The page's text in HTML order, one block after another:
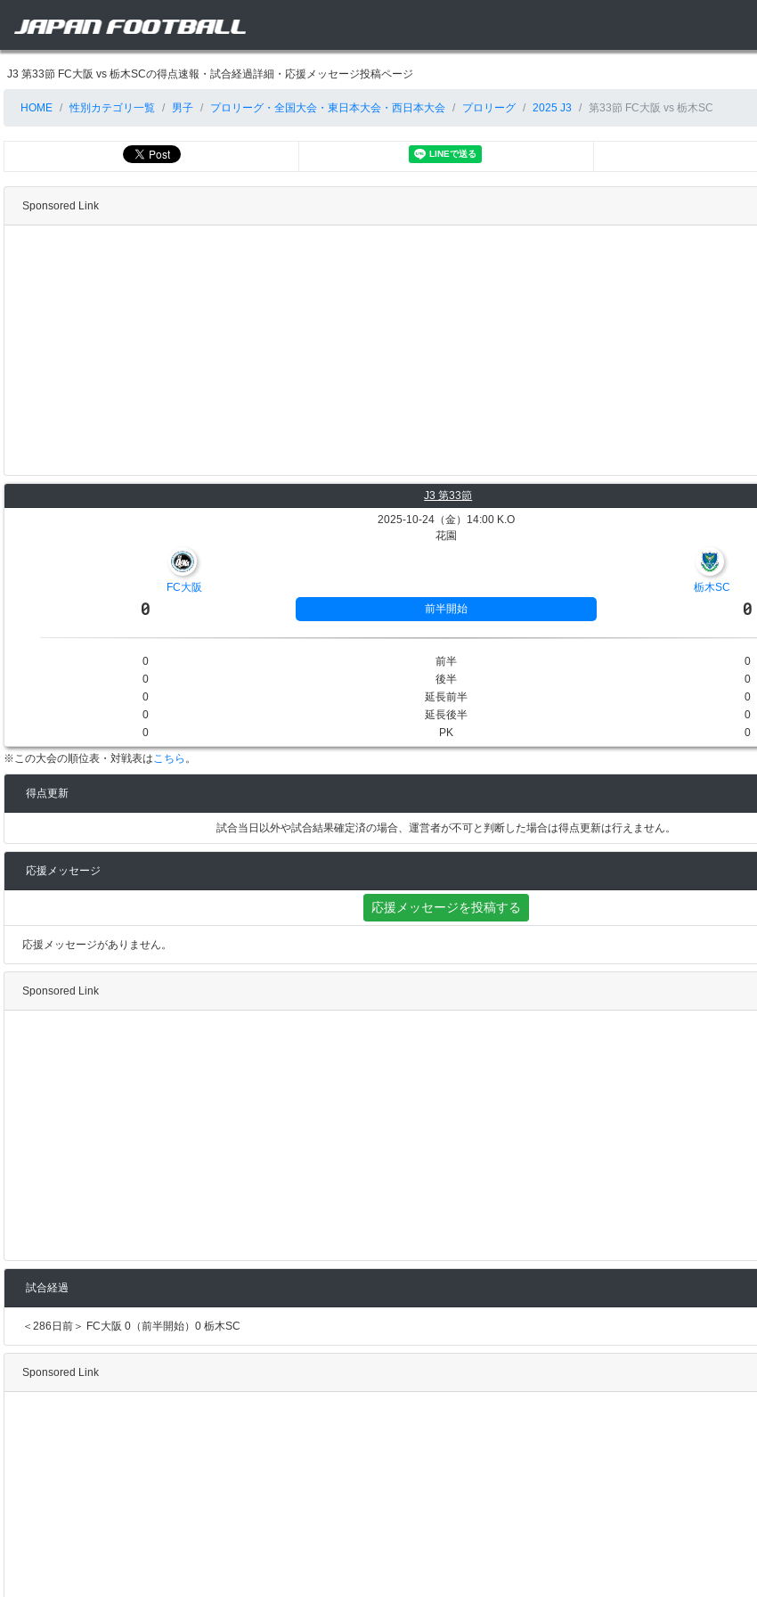
J3 第33節 FC大阪 vs 栃木SCの得点速報・試合経過詳細・応援メッセージ投稿ページ
HOME 性別カテゴリ一覧 男子 プロリーグ・全国大会・東日本大会・西日本大会 プロリーグ 2025 J3 第33節 FC大阪 vs 栃木SC
Sponsored Link
J3 第33節
2025-10-24（金）14:00 K.O
花園
FC大阪 栃木SC
0 前半開始 0
0 前半
0
0
後半
0
0
延長前半
0
0
延長後半
0
0
PK 0
※この大会の順位表・対戦表はこちら 。
得点更新
試合当日以外や試合結果確定済の場合、運営者が不可と判断した場合は得点更新は行えません。
応援メッセージ
応援メッセージを投稿する
応援メッセージがありません。
Sponsored Link
試合経過
＜286日前＞ FC大阪 0（前半開始）0 栃木SC
Sponsored Link